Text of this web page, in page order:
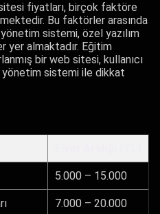
fiyatları, birçok faktöre
Bu faktörler arasında
yönetim sistemi, özel yazılım
yer almaktadır. Eğitim
bir web sitesi, kullanıcı
sistemi ile dikkat
5.000 – 15.000
7.000 – 20.000